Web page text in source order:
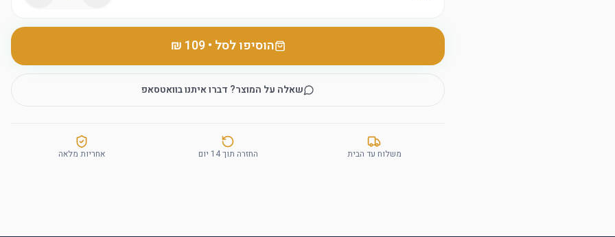
הוסיפו לסל •
‏109 ₪
שאלה על המוצר? דברו איתנו בוואטסאפ
משלוח עד הבית החזרה תוך 14 יום אחריות מלאה